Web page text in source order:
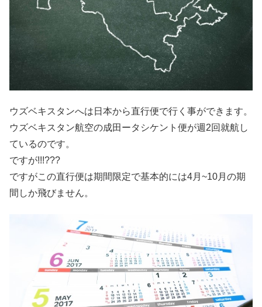
ウズベキスタンへは日本から直行便で行く事ができます。
ウズベキスタン航空の成田ータシケント便が週2回就航し
ているのです。
ですが!!!???
ですがこの直行便は期間限定で基本的には4月~10月の期
間しか飛びません。